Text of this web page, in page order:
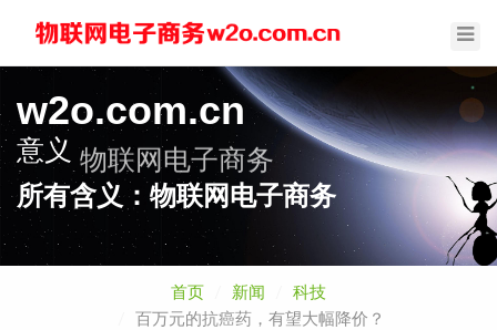
w2o.com.cn
意义物联网电子商务
所有含义：物联网电子商务
首页 新闻
科技
百万元的抗癌药，有望大幅降价？